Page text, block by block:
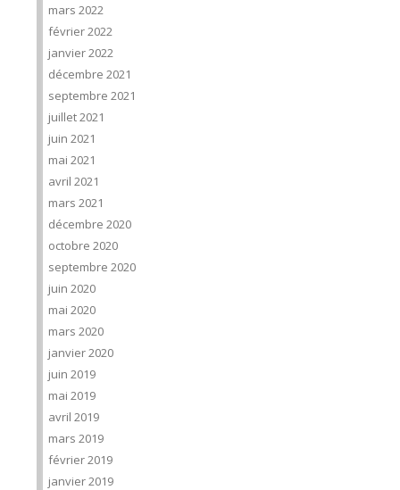
mars 2022
février 2022
janvier 2022
décembre 2021
septembre 2021
juillet 2021
juin 2021
mai 2021
avril 2021
mars 2021
décembre 2020
octobre 2020
septembre 2020
juin 2020
mai 2020
mars 2020
janvier 2020
juin 2019
mai 2019
avril 2019
mars 2019
février 2019
janvier 2019